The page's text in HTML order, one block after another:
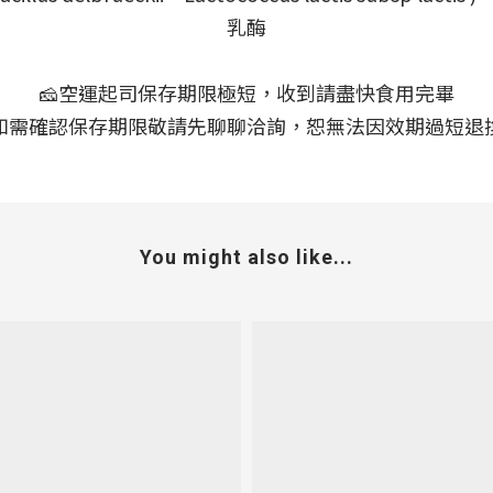
乳酶
🧀空運起司保存期限極短，收到請盡快食用完畢
需確認保存期限敬請先聊聊洽詢，恕無法因效期過短退
You might also like...